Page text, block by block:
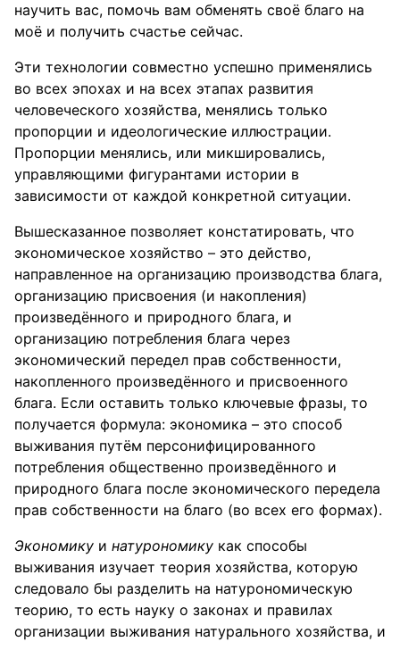
научить вас, помочь вам обменять своё благо на
моё и получить счастье сейчас.
Эти технологии совместно успешно применялись
во всех эпохах и на всех этапах развития
человеческого хозяйства, менялись только
пропорции и идеологические иллюстрации.
Пропорции менялись, или микшировались,
управляющими фигурантами истории в
зависимости от каждой конкретной ситуации.
Вышесказанное позволяет констатировать, что
экономическое хозяйство – это действо,
направленное на организацию производства блага,
организацию присвоения (и накопления)
произведённого и природного блага, и
организацию потребления блага через
экономический передел прав собственности,
накопленного произведённого и присвоенного
блага. Если оставить только ключевые фразы, то
получается формула: экономика – это способ
выживания путём персонифицированного
потребления общественно произведённого и
природного блага после экономического передела
прав собственности на благо (во всех его формах).
Экономику и натурономику как способы
выживания изучает теория хозяйства, которую
следовало бы разделить на натурономическую
теорию, то есть науку о законах и правилах
организации выживания натурального хозяйства, и